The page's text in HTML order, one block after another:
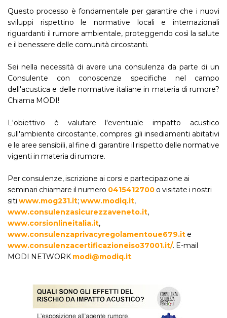
Questo processo è fondamentale per garantire che i nuovi
sviluppi rispettino le normative locali e internazionali
riguardanti il rumore ambientale, proteggendo così la salute
e il benessere delle comunità circostanti.
Sei nella necessità di avere una consulenza da parte di un
Consulente con conoscenze specifiche nel campo
dell'acustica e delle normative italiane in materia di rumore?
Chiama MODI!
L'obiettivo è valutare l'eventuale impatto acustico
sull'ambiente circostante, compresi gli insediamenti abitativi
e le aree sensibili, al fine di garantire il rispetto delle normative
vigenti in materia di rumore.
Per consulenze, iscrizione ai corsi e partecipazione ai
seminari chiamare il numero 0415412700 o visitate i nostri
siti www.mog231.it; www.modiq.it,
www.consulenzasicurezzaveneto.it,
www.corsionlineitalia.it,
www.consulenzaprivacyregolamentoue679.it e
www.consulenzacertificazioneiso37001.it/. E-mail
MODI NETWORK modi@modiq.it.